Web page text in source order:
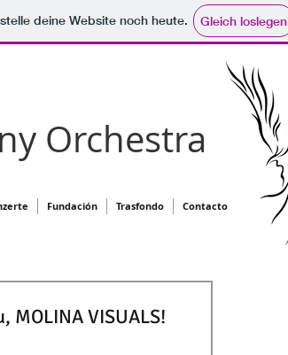
deine Website noch heute. Gleich loslegen
Orchestra
Fundación Trasfondo Contacto
MOLINA VISUALS!